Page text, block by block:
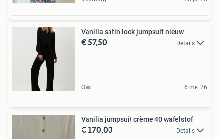
Vanilia satin look jumpsuit nieuw
€ 57,50 Details
Oss 6 mei 26
Vanilia jumpsuit crème 40 wafelstof
€ 170,00 Details